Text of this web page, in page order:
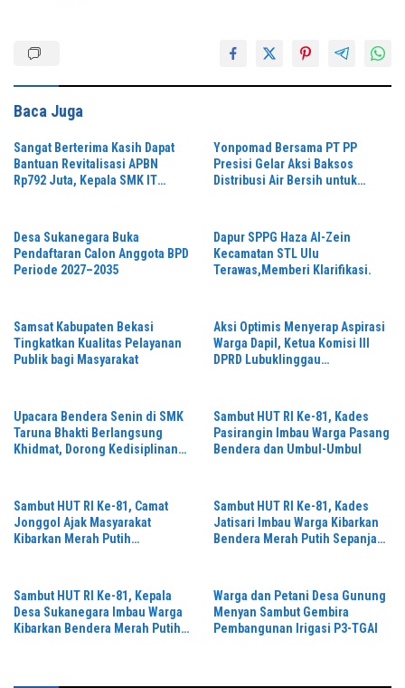
Baca Juga
Sangat Berterima Kasih Dapat
Bantuan Revitalisasi APBN
Rp792 Juta, Kepala SMK IT
Yonpomad Bersama PT PP
Presisi Gelar Aksi Baksos
Distribusi Air Bersih untuk
Desa Sukanegara Buka
Pendaftaran Calon Anggota BPD
Periode 2027–2035
Dapur SPPG Haza Al-Zein
Kecamatan STL Ulu
Terawas,Memberi Klarifikasi.
Samsat Kabupaten Bekasi
Tingkatkan Kualitas Pelayanan
Publik bagi Masyarakat
Aksi Optimis Menyerap Aspirasi
Warga Dapil, Ketua Komisi III
DPRD Lubuklinggau
Upacara Bendera Senin di SMK
Taruna Bhakti Berlangsung
Khidmat, Dorong Kedisiplinan
Sambut HUT RI Ke-81, Kades
Pasirangin Imbau Warga Pasang
Bendera dan Umbul-Umbul
Sambut HUT RI Ke-81, Camat
Jonggol Ajak Masyarakat
Kibarkan Merah Putih
Sambut HUT RI Ke-81, Kades
Jatisari Imbau Warga Kibarkan
Bendera Merah Putih Sepanjang
Sambut HUT RI Ke-81, Kepala
Desa Sukanegara Imbau Warga
Kibarkan Bendera Merah Putih
Warga dan Petani Desa Gunung
Menyan Sambut Gembira
Pembangunan Irigasi P3-TGAI